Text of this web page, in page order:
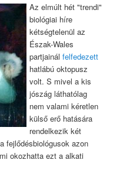
Az elmúlt hét "trendi"
biológiai híre
kétségtelenül az
Észak-Wales
partjainálfelfedezett
hatlábú oktopusz
volt. S mivel a kis
jószág láthatólag
nem valami kéretlen
külső erő hatására
rendelkezik két
fejlődésbiológusok azon
okozhatta ezt a alkati